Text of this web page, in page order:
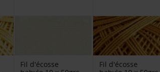
Fil d'écosse
Fil d'écosse